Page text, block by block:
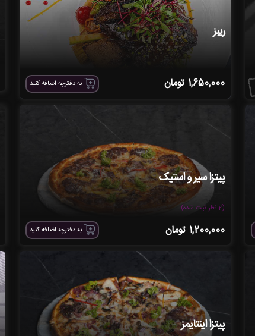
ریبز
1,650,000 تومان به دفترچه اضافه کنید
پیتزا سیر و استیک
(2 نظر ثبت شده)
1,200,000 تومان به دفترچه اضافه کنید
پیتزا اینتایمز